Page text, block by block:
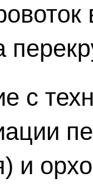
с
и